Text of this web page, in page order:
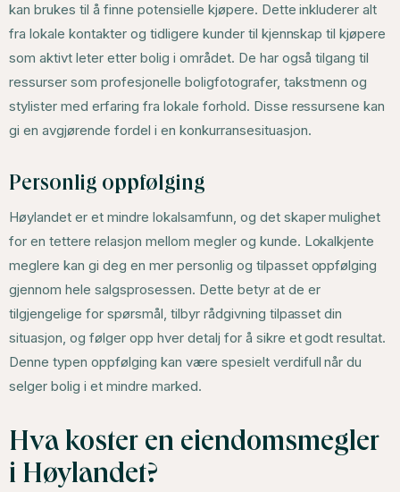
kan brukes til å finne potensielle kjøpere. Dette inkluderer alt
fra lokale kontakter og tidligere kunder til kjennskap til kjøpere
som aktivt leter etter bolig i området. De har også tilgang til
ressurser som profesjonelle boligfotografer, takstmenn og
stylister med erfaring fra lokale forhold. Disse ressursene kan
gi en avgjørende fordel i en konkurransesituasjon.
Personlig oppfølging
Høylandet er et mindre lokalsamfunn, og det skaper mulighet
for en tettere relasjon mellom megler og kunde. Lokalkjente
meglere kan gi deg en mer personlig og tilpasset oppfølging
gjennom hele salgsprosessen. Dette betyr at de er
tilgjengelige for spørsmål, tilbyr rådgivning tilpasset din
situasjon, og følger opp hver detalj for å sikre et godt resultat.
Denne typen oppfølging kan være spesielt verdifull når du
selger bolig i et mindre marked.
Hva koster en eiendomsmegler
i Høylandet?